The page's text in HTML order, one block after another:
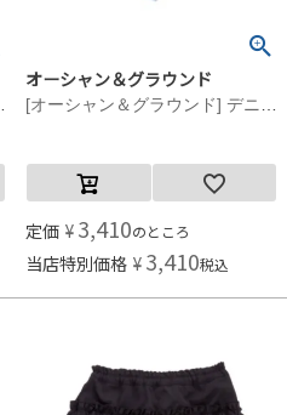
オーシャン＆グラウンド
定価 ¥ 3,410のところ
当店特別価格 ¥ 3,410税込